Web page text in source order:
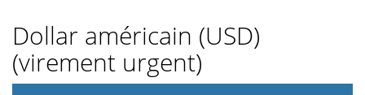
Dollar américain (USD)
(virement urgent)